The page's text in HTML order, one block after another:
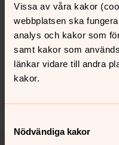
Vissa av våra kakor
webbplatsen ska
analys och kakor som
samt kakor som
länkar vidare till andra
kakor.
Nödvändiga kakor
Tillbaka till toppen
Tillbaka till innehållet